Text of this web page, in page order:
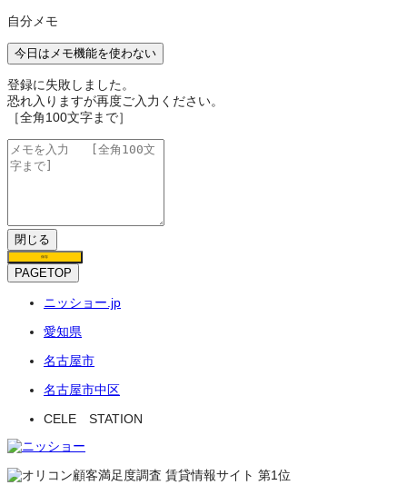
自分メモ
今日はメモ機能を使わない
登録に失敗しました。
恐れ入りますが再度ご入力ください。
［全角100文字まで］
閉じる
保存
PAGETOP
ニッショー.jp
愛知県
名古屋市
名古屋市中区
CELE STATION